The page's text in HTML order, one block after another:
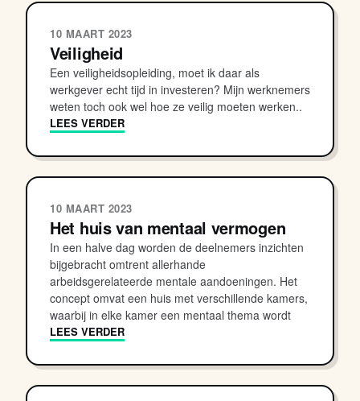
10 MAART 2023
Veiligheid
Een veiligheidsopleiding, moet ik daar als
werkgever echt tijd in investeren? Mijn werknemers
weten toch ook wel hoe ze veilig moeten werken..
LEES VERDER
10 MAART 2023
Het huis van mentaal vermogen
In een halve dag worden de deelnemers inzichten
bijgebracht omtrent allerhande
arbeidsgerelateerde mentale aandoeningen. Het
concept omvat een huis met verschillende kamers,
waarbij in elke kamer een mentaal thema wordt
LEES VERDER